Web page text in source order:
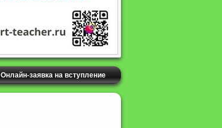
Онлайн-заявка на вступление